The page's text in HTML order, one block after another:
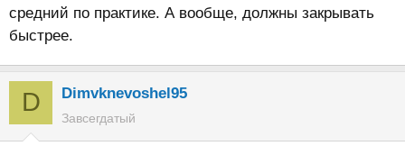
средний по практике. А вообще, должны закрывать
быстрее.
D Dimvknevoshel95
Завсегдатый